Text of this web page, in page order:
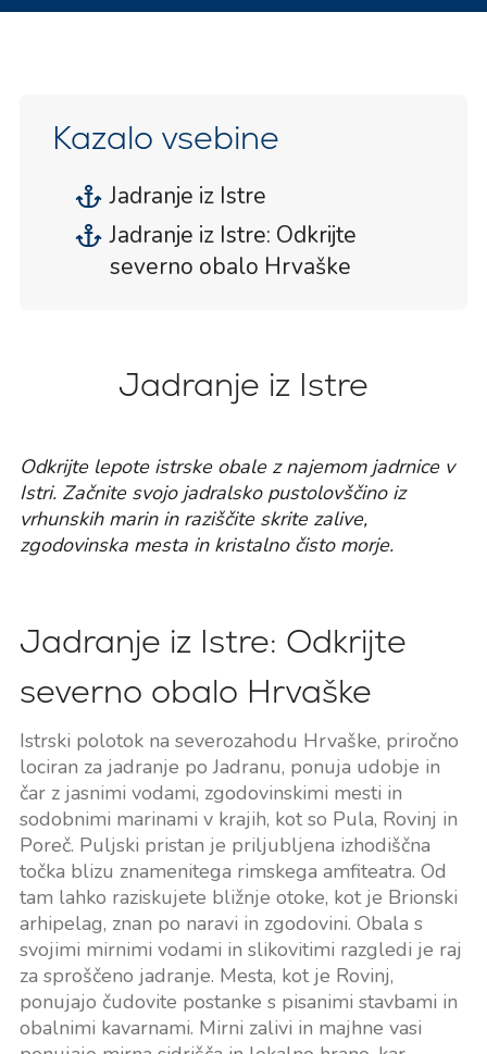
Kazalo vsebine
Jadranje iz Istre
Jadranje iz Istre: Odkrijte
severno obalo Hrvaške
Jadranje iz Istre
Odkrijte lepote istrske obale z najemom jadrnice v
Istri. Začnite svojo jadralsko pustolovščino iz
vrhunskih marin in raziščite skrite zalive,
zgodovinska mesta in kristalno čisto morje.
Jadranje iz Istre: Odkrijte
severno obalo Hrvaške
Istrski polotok na severozahodu Hrvaške, priročno
lociran za jadranje po Jadranu, ponuja udobje in
čar z jasnimi vodami, zgodovinskimi mesti in
sodobnimi marinami v krajih, kot so Pula, Rovinj in
Poreč. Puljski pristan je priljubljena izhodiščna
točka blizu znamenitega rimskega amfiteatra. Od
tam lahko raziskujete bližnje otoke, kot je Brionski
arhipelag, znan po naravi in zgodovini. Obala s
svojimi mirnimi vodami in slikovitimi razgledi je raj
za sproščeno jadranje. Mesta, kot je Rovinj,
ponujajo čudovite postanke s pisanimi stavbami in
obalnimi kavarnami. Mirni zalivi in majhne vasi